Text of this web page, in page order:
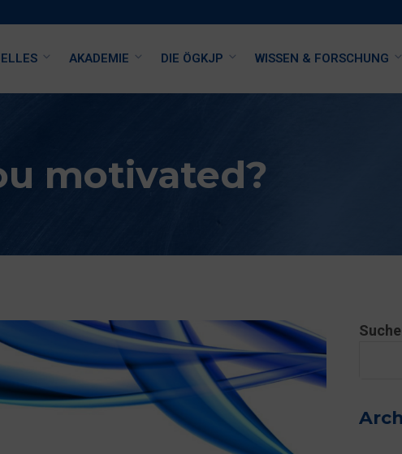
AKADEMIE DIE ÖGKJP WISSEN & FORSCHUNG
motivated?